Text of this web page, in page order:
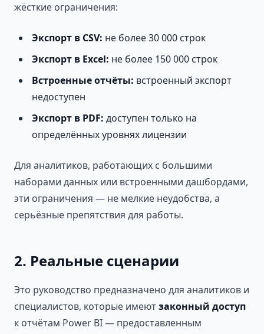
жёсткие ограничения:
Экспорт в CSV: не более 30 000 строк
Экспорт в Excel: не более 150 000 строк
Встроенные отчёты: встроенный экспорт
недоступен
Экспорт в PDF: доступен только на
определённых уровнях лицензии
Для аналитиков, работающих с большими
наборами данных или встроенными дашбордами,
эти ограничения — не мелкие неудобства, а
серьёзные препятствия для работы.
2. Реальные сценарии
Это руководство предназначено для аналитиков и
специалистов, которые имеютзаконный доступ
к отчётам Power BI — предоставленным